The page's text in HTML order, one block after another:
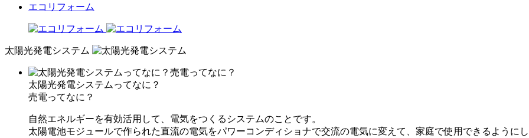
エコリフォーム
太陽光発電システム
太陽光発電システムってなに？
売電ってなに？
自然エネルギーを有効活用して、電気をつくるシステムのことです。
太陽電池モジュールで作られた直流の電気をパワーコンディショナで交流の電気に変えて、家庭で使用できるように